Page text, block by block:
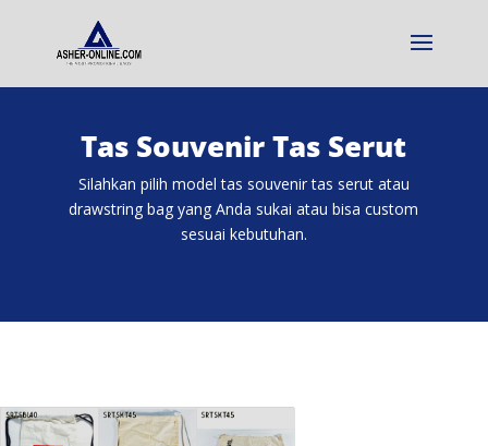
Tas Souvenir Tas Serut
Silahkan pilih model tas souvenir tas serut atau
drawstring bag yang Anda sukai atau bisa custom
sesuai kebutuhan.